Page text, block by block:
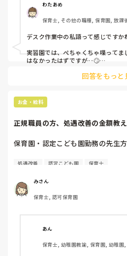
休憩が終わって子どもたちが起き
生もいます。
ながら作業でずっとプライベート
する職員もいます。
思うんですが、みなさんの職場はど
います。
あと、仕事中にプライベートな話
私は嫌だなーと感じます。
（休憩時間に他人のプライベート
ないです。自分の時間が欲しいと思
わたあめ
保育士, その他の職種, 保育園, 放課
デスク作業中の私語って感じですか
実習園では、ぺちゃくちゃ喋って
はなかったはずですが‥🙄
特に実習生でそこの場で休憩しろっ
実習生のわたしがいるのに、
「ここの職場はそろそろ辞めるわ〜
社員閲覧メール見せてくるし🙄！
回答をもっと
お金・給料
正規職員の方、処遇改善の金額教
保育園・認定こども園勤務の先生
処遇改善いくら支払われていますか
処遇改善 認定こども園 保育士
みさん
保育士, 認可保育園
あん
保育士, 幼稚園教諭, 保育園, 幼稚園,